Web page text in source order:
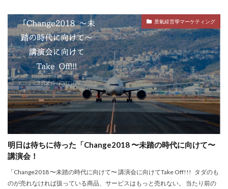
景氣経営學マーケティング
明日は待ちに待った「Change2018 〜未踏の時代に向けて〜
講演会！
「Change2018 〜未踏の時代に向けて〜 講演会に向けてTake Off!!! タダのも
のが売れなければ扱っている商品、サービスはもっと売れない。 当たり前の